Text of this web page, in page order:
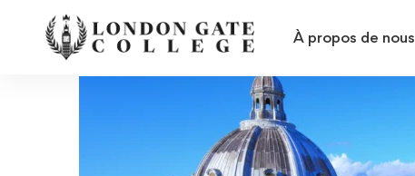
À propos de nous